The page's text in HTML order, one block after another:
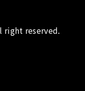
right reserved.